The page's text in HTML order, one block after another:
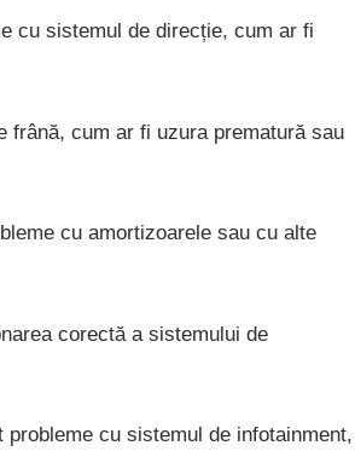
cu sistemul de direcție, cum ar fi
frână, cum ar fi uzura prematură sau
cu amortizoarele sau cu alte
corectă a sistemului de
cu sistemul de infotainment,